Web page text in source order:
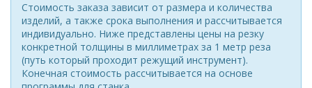
Стоимость заказа зависит от размера и количества
изделий, а также срока выполнения и рассчитывается
индивидуально. Ниже представлены цены на резку
конкретной толщины в миллиметрах за 1 метр реза
(путь который проходит режущий инструмент).
Конечная стоимость рассчитывается на основе